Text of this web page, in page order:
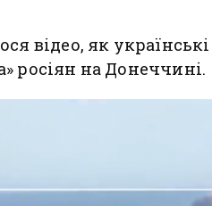
відео, як
росіян на Донеччині.